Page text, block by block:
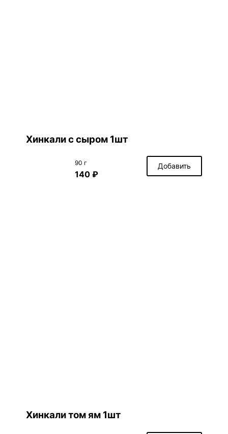
Хинкали с сыром 1шт
90 г
140 ₽
Добавить
Хинкали том ям 1шт